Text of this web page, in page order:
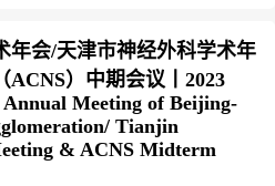
年会/天津市神经外科学术年
）中期会议丨2023
Meeting of Beijing-
Tianjin
& ACNS Midterm